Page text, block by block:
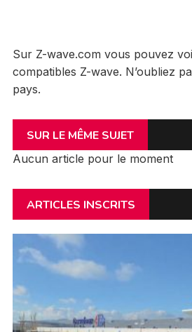
Sur Z-wave.com vous pouvez
compatibles Z-wave. N’oubliez
pays.
SUR LE MÊME SUJET
Aucun article pour le moment
ARTICLES INSCRITS